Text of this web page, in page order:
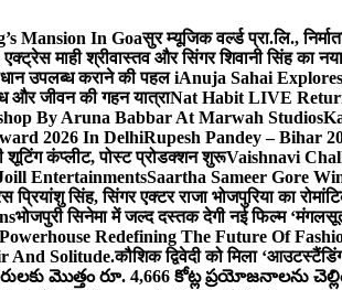
Mansion In Goaसुर म्यूजिक वर्ल्ड प्रा.लि.,
माही श्रीवास्तव और सिंगर शिवानी सिंह का
उपलब्ध कराने की पहल iAnuja Sahai
और जीवन की गहन यात्राNat Habit LIVE
By Aruna Babbar At Marwah Studios
2026 In DelhiRupesh Pandey – Bihar
शूटिंग कंप्लीट, पोस्ट प्रोडक्शन शुरूVaishnavi
EntertainmentsSaartha Sameer Gore
प्रियांशु सिंह, सिंगर एक्टर राजा भोजपुरिया का
भोजपुरी सिनेमा में जल्द दस्तक देगी नई फिल्म
Redefining The Future Of
And Solitude.कौशिक द्विवेदी को मिला
మొత్తం రూ. 4,666 కోట్ల ప్రయోజనాలను